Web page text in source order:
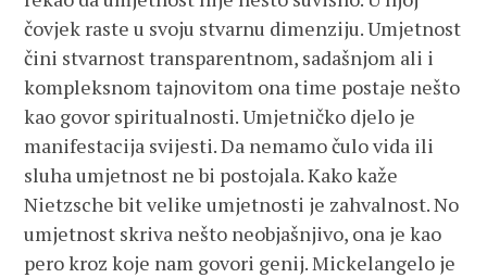
čovjek raste u svoju stvarnu dimenziju. Umjetnost
čini stvarnost transparentnom, sadašnjom ali i
kompleksnom tajnovitom ona time postaje nešto
kao govor spiritualnosti. Umjetničko djelo je
manifestacija svijesti. Da nemamo čulo vida ili
sluha umjetnost ne bi postojala. Kako kaže
Nietzsche bit velike umjetnosti je zahvalnost. No
umjetnost skriva nešto neobjašnjivo, ona je kao
pero kroz koje nam govori genij. Mickelangelo je